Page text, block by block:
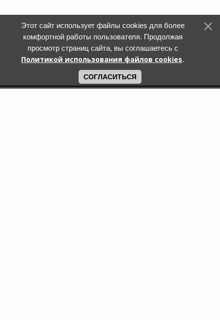
Этот сайт использует файлы cookies для более
комфортной работы пользователя. Продолжая
просмотр страниц сайта, вы соглашаетесь с
Политикой использования файлов cookies.
СОГЛАСИТЬСЯ